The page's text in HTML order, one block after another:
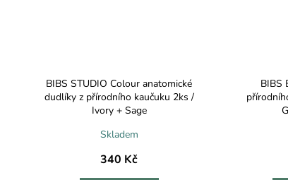
BIBS STUDIO Colour anatomické
dudlíky z přírodního kaučuku 2ks /
Ivory + Sage
Skladem
340 Kč
BIBS